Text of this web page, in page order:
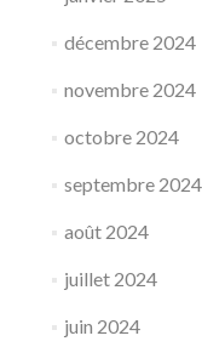
décembre 2024
novembre 2024
octobre 2024
septembre 2024
août 2024
juillet 2024
juin 2024